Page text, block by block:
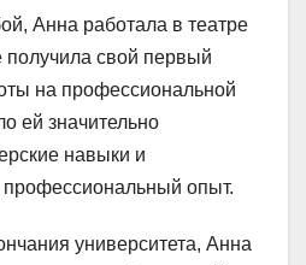
Анна работала в театре
получила свой первый
на профессиональной
ей значительно
навыки и
опыт.
университета, Анна